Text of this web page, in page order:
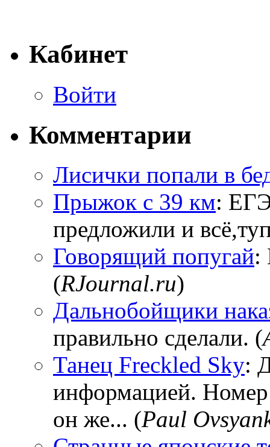
Кабинет
Войти
Комментарии
Лисички попали в
Прыжок с 39 км:
предложили и
Говорящий попугай:
(RJournal.ru)
Дальнобойщики
правильно сделали. (
Танец Freckled Sky:
информацией.
он же... (Paul